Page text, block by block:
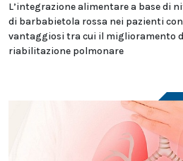
L’integrazione alimentare a base di
di barbabietola rossa nei pazienti
vantaggiosi tra cui il miglioramento
riabilitazione polmonare